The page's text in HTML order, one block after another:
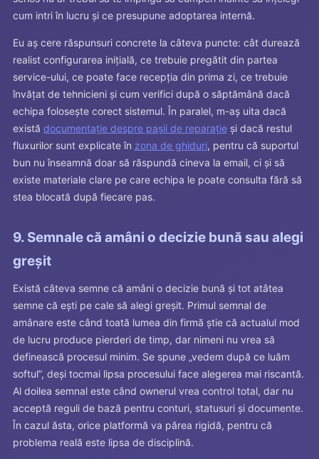
cum intri în lucru și ce presupune adoptarea internă.
Eu aș cere răspunsuri concrete la câteva puncte: cât durează
realist configurarea inițială, ce trebuie pregătit din partea
service-ului, ce poate face recepția din prima zi, ce trebuie
învățat de tehnicieni și cum verifici după o săptămână dacă
echipa folosește corect sistemul. În paralel, m-aș uita dacă
există documentație despre pașii de reparațieși dacă restul
fluxurilor sunt explicate în zona de ghiduri, pentru că suportul
bun nu înseamnă doar să răspundă cineva la email, ci și să
existe materiale clare pe care echipa le poate consulta fără să
stea blocată după fiecare pas.
9. Semnale că amâni o decizie bună sau alegi
greșit
Există câteva semne că amâni o decizie bună și tot atâtea
semne că ești pe cale să alegi greșit. Primul semnal de
amânare este când toată lumea din firmă știe că actualul mod
de lucru produce pierderi de timp, dar nimeni nu vrea să
definească procesul minim. Se spune „vedem după ce luăm
softul”, deși tocmai lipsa procesului face alegerea mai riscantă.
Al doilea semnal este când ownerul vrea control total, dar nu
acceptă reguli de bază pentru conturi, statusuri și documente.
În cazul ăsta, orice platformă va părea rigidă, pentru că
problema reală este lipsa de disciplină.